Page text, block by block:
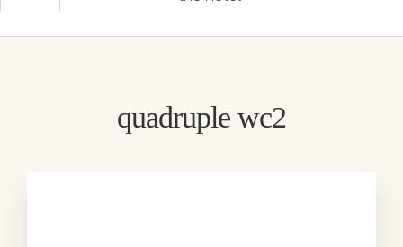
quadruple wc2